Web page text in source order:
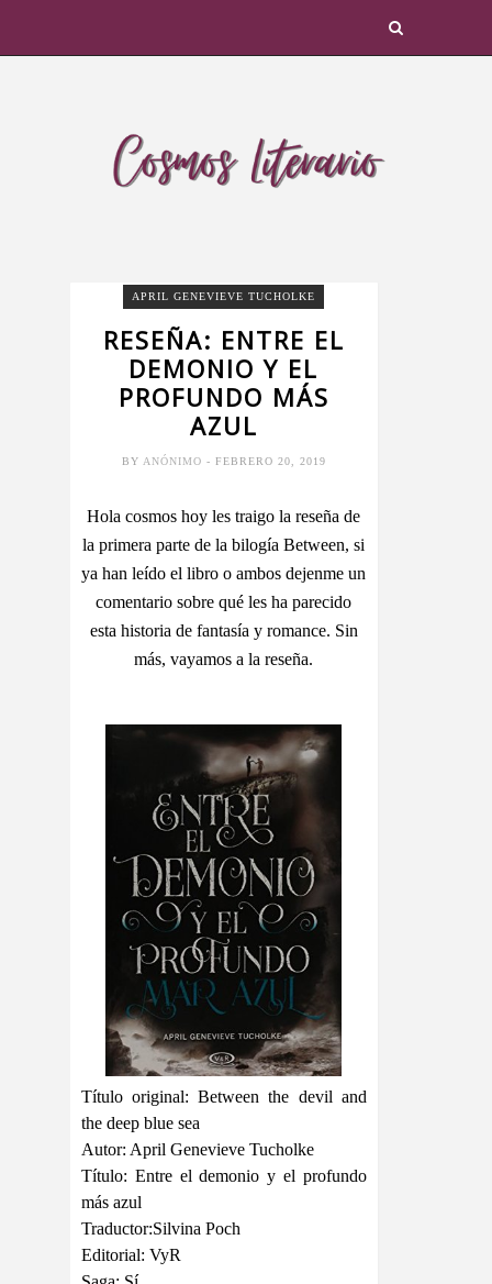
APRIL GENEVIEVE TUCHOLKE
RESEÑA: ENTRE EL
DEMONIO Y EL
PROFUNDO MÁS
AZUL
BY ANÓNIMO - FEBRERO 20, 2019
Hola cosmos hoy les traigo la reseña de
la primera parte de la bilogía Between, si
ya han leído el libro o ambos dejenme un
comentario sobre qué les ha parecido
esta historia de fantasía y romance. Sin
más, vayamos a la reseña.
Título original: Between the devil and
the deep blue sea
Autor: April Genevieve Tucholke
Título: Entre el demonio y el profundo
más azul
Traductor:Silvina Poch
Editorial: VyR